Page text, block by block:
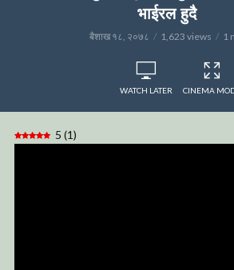
भाईरल हुदै
बैशाख १८, २०७८ 1,623 views 1
WATCH LATER CINEMA
5 (1)